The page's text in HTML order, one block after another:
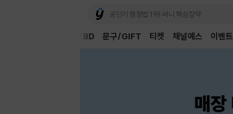
채널예스 이벤트
DVD/BD 문구/GIFT 티켓